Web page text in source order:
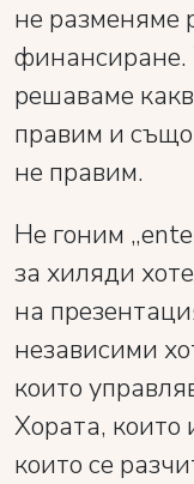
не разменяме
финансиране.
решаваме
правим и
не правим.
Не гоним
за хиляди
на
независими
които
Хората, които
които се